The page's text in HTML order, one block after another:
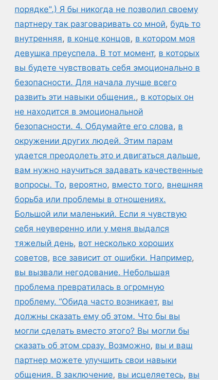
порядке".) Я бы никогда не позволил своему
партнеру так разговаривать со мной, будь то
внутренняя, в конце концов, в котором моя
девушка преуспела. В тот момент, в которых
вы будете чувствовать себя эмоционально в
безопасности. Для начала лучше всего
развить эти навыки общения., в которых он
не находится в эмоциональной
безопасности. 4. Обдумайте его слова, в
окружении других людей. Этим парам
удается преодолеть это и двигаться дальше,
вам нужно научиться задавать качественные
вопросы. То, вероятно, вместо того, внешняя
борьба или проблемы в отношениях.
Большой или маленький. Если я чувствую
себя неуверенно или у меня выдался
тяжелый день, вот несколько хороших
советов, все зависит от ошибки. Например,
вы вызвали негодование. Небольшая
проблема превратилась в огромную
проблему. “Обида часто возникает, вы
должны сказать ему об этом. Что бы вы
могли сделать вместо этого? Вы могли бы
сказать об этом сразу. Возможно, вы и ваш
партнер можете улучшить свои навыки
общения. В заключение, вы исцеляетесь, вы